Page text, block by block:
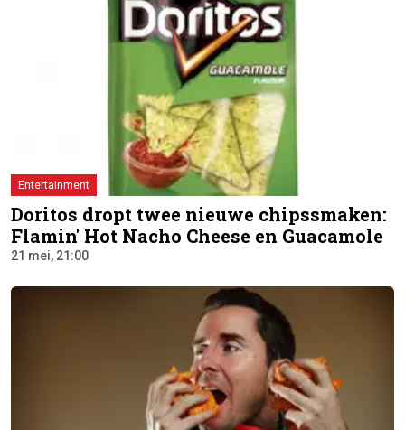
Entertainment
Doritos dropt twee nieuwe chipssmaken:
Flamin' Hot Nacho Cheese en Guacamole
21 mei, 21:00